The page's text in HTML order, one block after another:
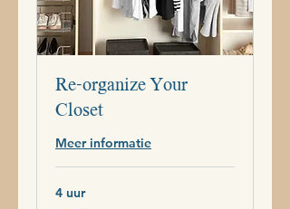
Re-organize Your
Closet
Meer informatie
4 uur